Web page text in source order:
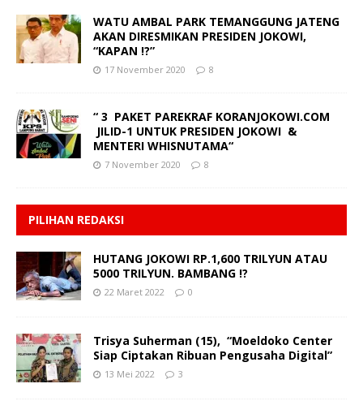
WATU AMBAL PARK TEMANGGUNG JATENG
AKAN DIRESMIKAN PRESIDEN JOKOWI,
“KAPAN !?”
17 November 2020 8
“ 3 PAKET PAREKRAF KORANJOKOWI.COM
JILID-1 UNTUK PRESIDEN JOKOWI &
MENTERI WHISNUTAMA“
7 November 2020 8
PILIHAN REDAKSI
HUTANG JOKOWI RP.1,600 TRILYUN ATAU
5000 TRILYUN. BAMBANG !?
22 Maret 2022 0
Trisya Suherman (15), “Moeldoko Center
Siap Ciptakan Ribuan Pengusaha Digital”
13 Mei 2022 3